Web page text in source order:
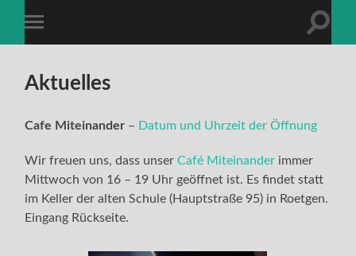
Menü
Aktuelles
Cafe Miteinander – Datum und Uhrzeit der Öffnung
Wir freuen uns, dass unserCafé Miteinander immer
Mittwoch von 16 – 19 Uhr geöffnet ist. Es findet statt
im Keller der alten Schule (Hauptstraße 95) in Roetgen.
Eingang Rückseite.